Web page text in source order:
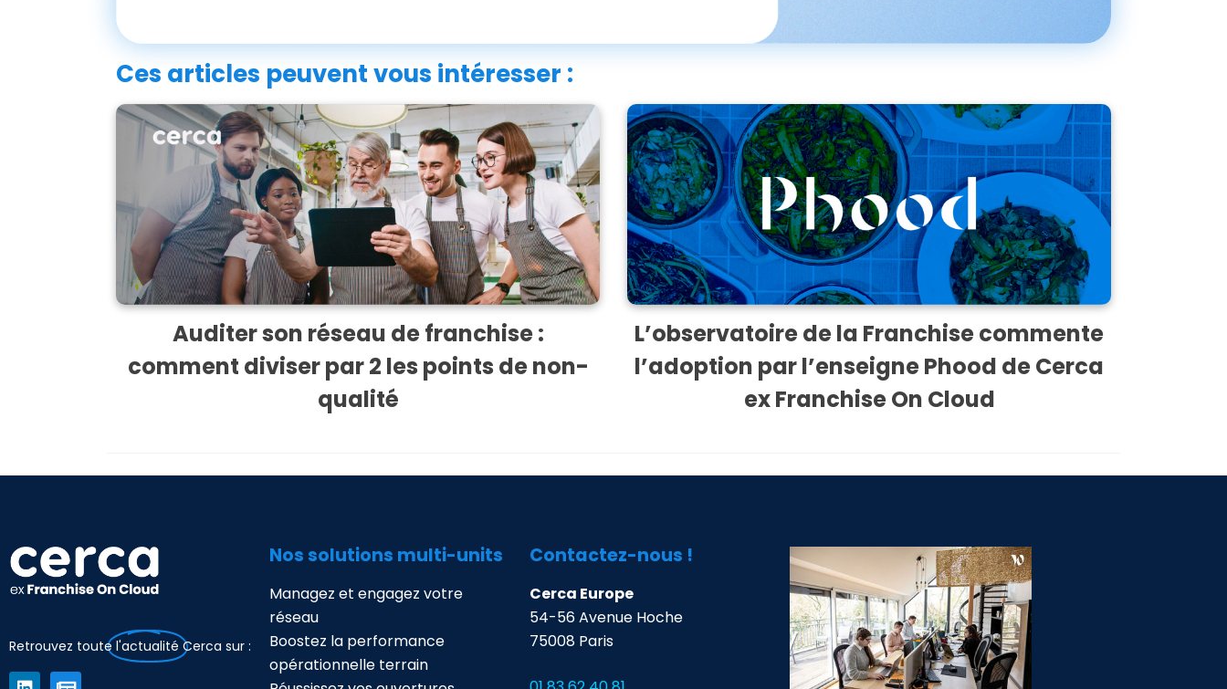
Ces articles peuvent vous intéresser :
Auditer son réseau de franchise :
comment diviser par 2 les points de non-
qualité
L’observatoire de la Franchise commente
l’adoption par l’enseigne Phood de Cerca
ex Franchise On Cloud
Retrouvez toute l'actualité Cerca sur :
Nos solutions multi-units
Managez et engagez votre
réseau
Boostez la performance
opérationnelle terrain
Contactez-nous !
Cerca Europe
54-56 Avenue Hoche
75008 Paris